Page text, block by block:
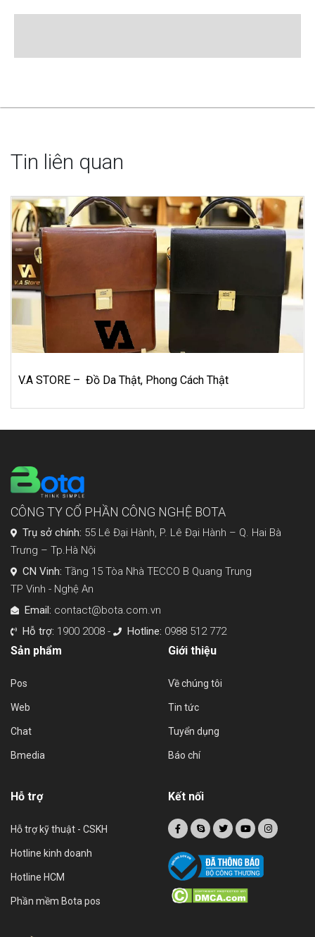
Tin liên quan
đất nước
CÔNG TY CỔ PHẦN CÔNG NGHỆ BOTA
Trụ sở chính: 55 Lê Đại Hành, P. Lê Đại Hành – Q. Hai Bà
Trưng – Tp.Hà Nội
CN Vinh: Tầng 15 Tòa Nhà TECCO B Quang Trung
TP Vinh - Nghệ An
Email: contact@bota.com.vn
Hỗ trợ: 1900 2008 - Hotline: 0988 512 772
Sản phẩm
Pos
Web
Chat
Bmedia
Giới thiệu
Về chúng tôi
Tin tức
Tuyển dụng
Báo chí
Hỗ trợ
Hỗ trợ kỹ thuật - CSKH
Hotline kinh doanh
Hotline HCM
Phần mềm Bota pos
Kết nối